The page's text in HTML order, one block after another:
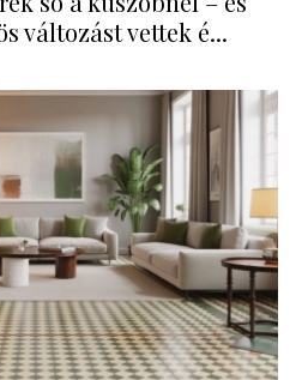
változást vettek é...